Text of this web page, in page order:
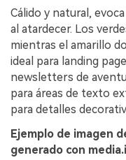
Cálido y natural,
al atardecer. Los
mientras el amarillo
ideal para landing
newsletters de
para áreas de texto
para detalles
Ejemplo de imagen
generado con